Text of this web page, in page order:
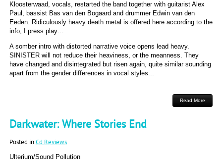
Kloosterwaad, vocals, restarted the band together with guitarist Alex
Paul, bassist Bas van den Bogaard and drummer Edwin van den
Eeden. Ridiculously heavy death metal is offered here according to the
info, I press play…
A somber intro with distorted narrative voice opens lead heavy.
SINISTER will not reduce their heaviness, or the meanness. They
have changed and disintegrated but risen again, quite similar sounding
apart from the gender differences in vocal styles...
Read More
Darkwater: Where Stories End
Posted inCd Reviews
Ulterium/Sound Pollution